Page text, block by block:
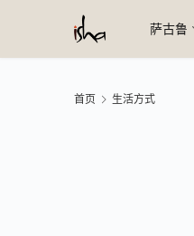
萨古鲁
首页 生活方式